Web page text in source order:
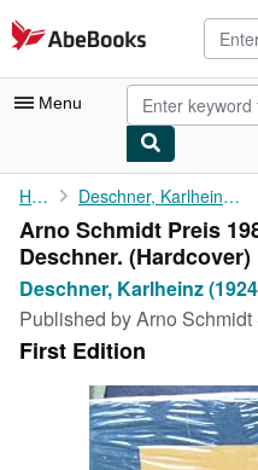
Skip to main content
AbeBooks.com
Menu
My Account
My Purchases
Advanced Search
Browse Collections
Rare Books
Art & Collectibles
Textbooks
Home Deschner, Karlheinz (1924-2014):
Arno Schmidt Preis
Deschner. (Hardcover)
Deschner, Karlheinz
Published byArno
First Edition